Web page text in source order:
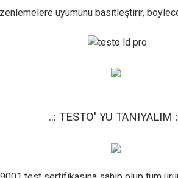
uyumunu basitleştirir,
..: TESTO' YU TANIYALIM